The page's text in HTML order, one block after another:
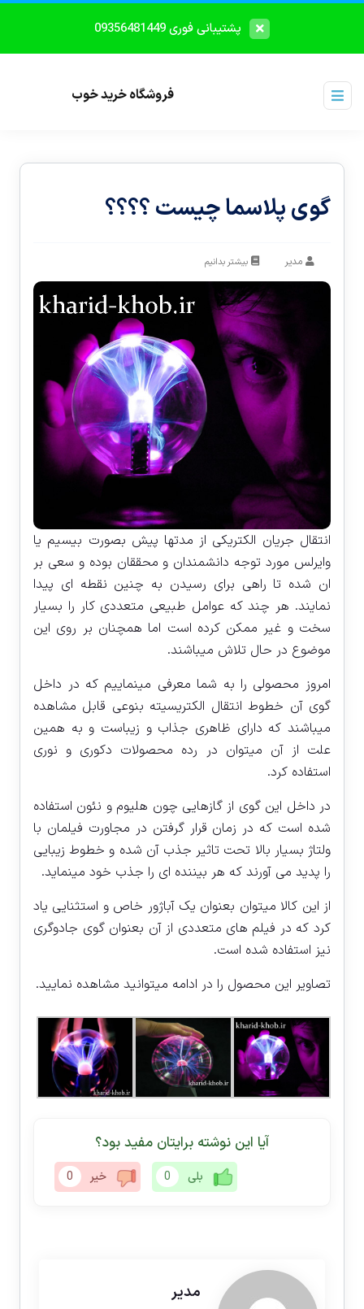
پشتیبانی فوری 09356481449
فروشگاه خرید خوب
گوی پلاسما چیست ؟؟؟؟
مدیر بیشتر بدانیم
انتقال جریان الکتریکی از مدتها پیش بصورت بیسیم یا
وایرلس مورد توجه دانشمندان و محققان بوده و سعی بر
ان شده تا راهی برای رسیدن به چنین نقطه ای پیدا
نمایند. هر چند که عوامل طبیعی متعددی کار را بسیار
سخت و غیر ممکن کرده است اما همچنان بر روی این
موضوع در حال تلاش میباشند.
امروز محصولی را به شما معرفی مینماییم که در داخل
گوی آن خطوط انتقال الکتریسیته بنوعی قابل مشاهده
میباشند که دارای ظاهری جذاب و زیباست و به همین
علت از آن میتوان در رده محصولات دکوری و نوری
استفاده کرد.
در داخل این گوی از گازهایی چون هلیوم و نئون استفاده
شده است که در زمان قرار گرفتن در مجاورت فیلمان با
ولتاژ بسیار بالا تحت تاثیر جذب آن شده و خطوط زیبایی
را پدید می آورند که هر بیننده ای را جذب خود مینماید.
از این کالا میتوان بعنوان یک آباژور خاص و استثنایی یاد
کرد که در فیلم های متعددی از آن بعنوان گوی جادوگری
نیز استفاده شده است.
تصاویر این محصول را در ادامه میتوانید مشاهده نمایید.
آیا این نوشته برایتان مفید بود؟
بلی 0 خیر 0
مدیر